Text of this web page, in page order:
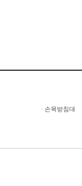
· 손목받침대